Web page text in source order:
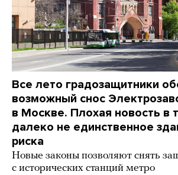
Все лето градозащитники
возможный снос
в Москве. Плохая новость в
далеко не единственное
риска
Новые законы позволяют снять
с исторических станций метро